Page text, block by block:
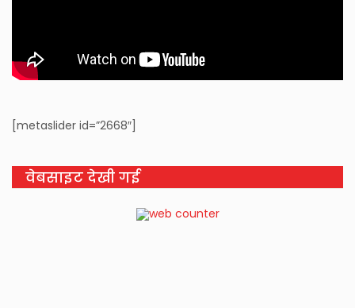
[metaslider id=”2668″]
वेबसाइट देखी गई